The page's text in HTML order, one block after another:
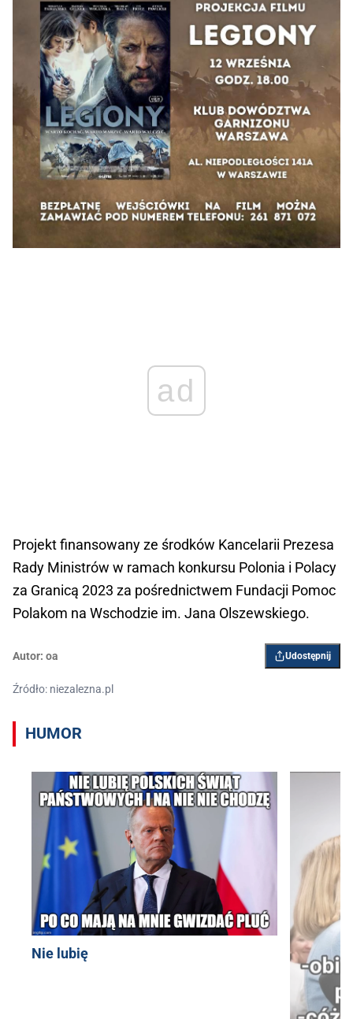
ad
Projekt finansowany ze środków Kancelarii Prezesa
Rady Ministrów w ramach konkursu Polonia i Polacy
za Granicą 2023 za pośrednictwem Fundacji Pomoc
Polakom na Wschodzie im. Jana Olszewskiego.
Autor: oa Udostępnij
Źródło: niezalezna.pl
HUMOR
Nie lubię